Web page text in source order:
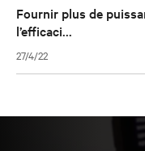
Fournir plus de
l’efficaci...
27/4/22